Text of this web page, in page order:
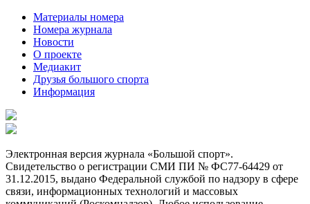
Материалы номера
Номера журнала
Новости
О проекте
Медиакит
Друзья большого спорта
Информация
Электронная версия журнала «Большой спорт».
Свидетельство о регистрации СМИ ПИ № ФС77-64429 от
31.12.2015, выдано Федеральной службой по надзору в сфере
связи, информационных технологий и массовых